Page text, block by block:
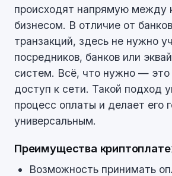
происходят напрямую между
бизнесом. В отличие от
транзакций, здесь не нужно
посредников, банков или
систем. Всё, что нужно — это
доступ к сети. Такой подход
процесс оплаты и делает его
универсальным.
Преимущества
Возможность принимать